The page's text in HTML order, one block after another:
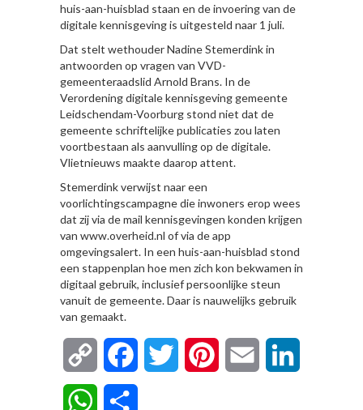
huis-aan-huisblad staan en de invoering van de
digitale kennisgeving is uitgesteld naar 1 juli.
Dat stelt wethouder Nadine Stemerdink in
antwoorden op vragen van VVD-
gemeenteraadslid Arnold Brans. In de
Verordening digitale kennisgeving gemeente
Leidschendam-Voorburg stond niet dat de
gemeente schriftelijke publicaties zou laten
voortbestaan als aanvulling op de digitale.
Vlietnieuws maakte daarop attent.
Stemerdink verwijst naar een
voorlichtingscampagne die inwoners erop wees
dat zij via de mail kennisgevingen konden krijgen
van www.overheid.nl of via de app
omgevingsalert. In een huis-aan-huisblad stond
een stappenplan hoe men zich kon bekwamen in
digitaal gebruik, inclusief persoonlijke steun
vanuit de gemeente. Daar is nauwelijks gebruik
van gemaakt.
Copy
Link
FacebookTwitter Pinterest Email
WhatsApp